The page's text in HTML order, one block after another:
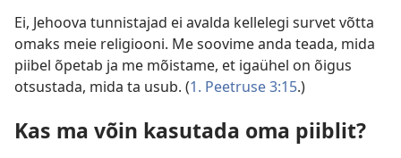
Ei, Jehoova tunnistajad ei avalda kellelegi survet võtta
omaks meie religiooni. Me soovime anda teada, mida
piibel õpetab ja me mõistame, et igaühel on õigus
otsustada, mida ta usub. (1. Peetruse 3:15.)
Kas ma võin kasutada oma piiblit?